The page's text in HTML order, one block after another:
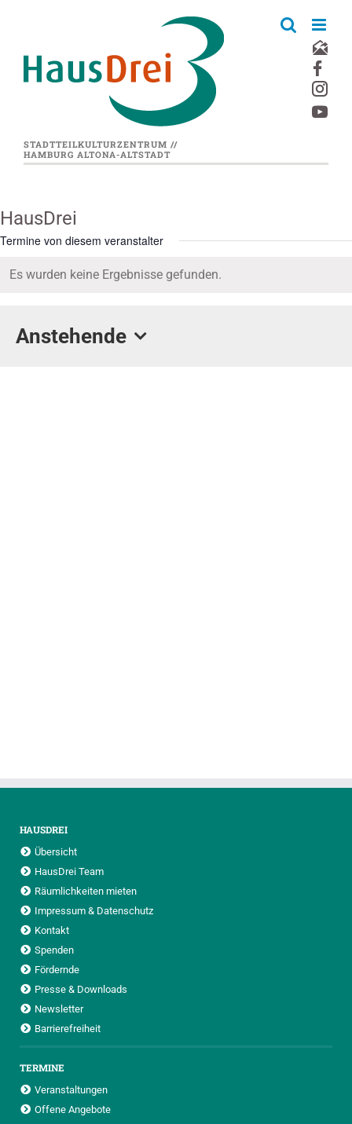
STADTTEILKULTURZENTRUM //
HAMBURG ALTONA-ALTSTADT
HausDrei
Termine von diesem veranstalter
Hinweis
Es wurden keine Ergebnisse gefunden.
Anstehende
HAUSDREI
Übersicht
HausDrei Team
Räumlichkeiten mieten
Impressum & Datenschutz
Kontakt
Spenden
Fördernde
Presse & Downloads
Newsletter
Barrierefreiheit
TERMINE
Veranstaltungen
Offene Angebote